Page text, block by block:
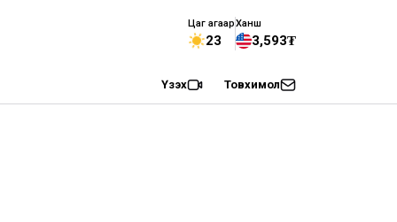
Цаг агаар
23
Ханш
3,593₮
Үзэх Товхимол